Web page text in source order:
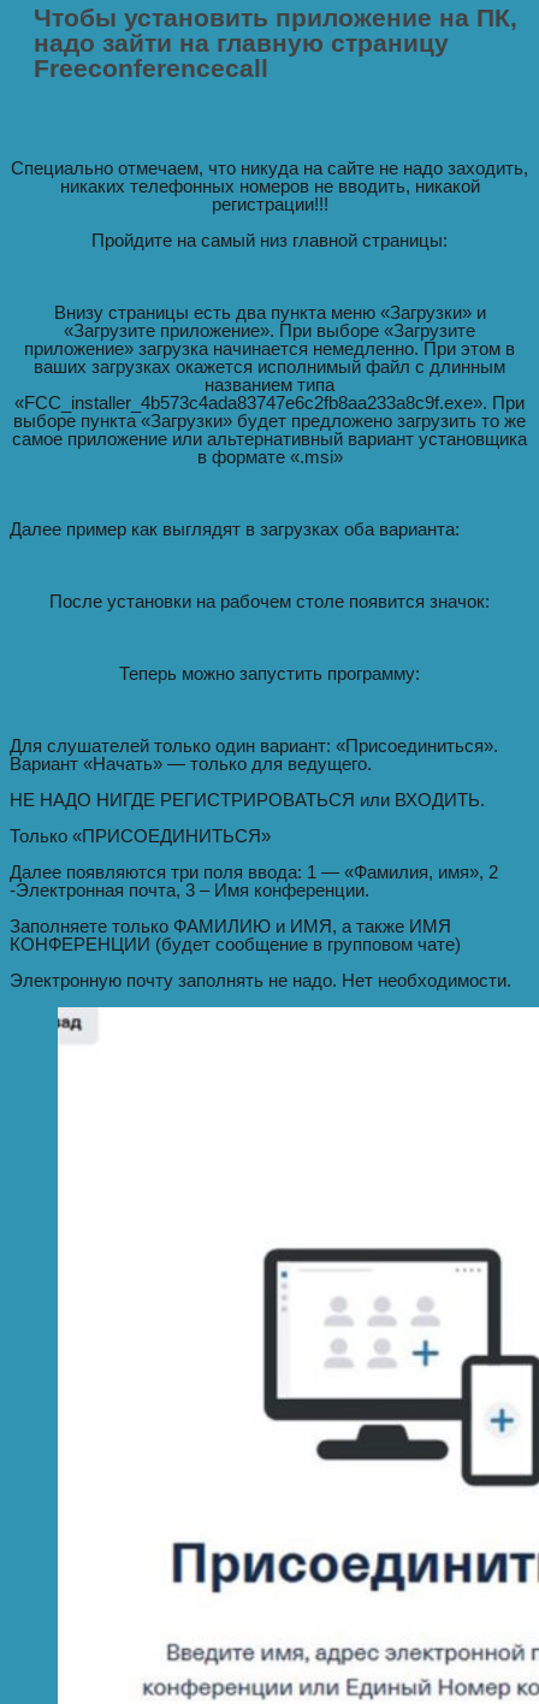
Чтобы установить приложение на ПК,
надо зайти на главную страницу
Freeconferencecall
Специально отмечаем, что никуда на сайте не надо заходить,
никаких телефонных номеров не вводить, никакой
регистрации!!!
Пройдите на самый низ главной страницы:
Внизу страницы есть два пункта меню «Загрузки» и
«Загрузите приложение». При выборе «Загрузите
приложение» загрузка начинается немедленно. При этом в
ваших загрузках окажется исполнимый файл с длинным
названием типа
«FCC_installer_4b573c4ada83747e6c2fb8aa233a8c9f.exe». При
выборе пункта «Загрузки» будет предложено загрузить то же
самое приложение или альтернативный вариант установщика
в формате «.msi»
Далее пример как выглядят в загрузках оба варианта:
После установки на рабочем столе появится значок:
Теперь можно запустить программу:
Для слушателей только один вариант: «Присоединиться».
Вариант «Начать» — только для ведущего.
НЕ НАДО НИГДЕ РЕГИСТРИРОВАТЬСЯ или ВХОДИТЬ.
Только «ПРИСОЕДИНИТЬСЯ»
Далее появляются три поля ввода: 1 — «Фамилия, имя», 2
-Электронная почта, 3 – Имя конференции.
Заполняете только ФАМИЛИЮ и ИМЯ, а также ИМЯ
КОНФЕРЕНЦИИ (будет сообщение в групповом чате)
Электронную почту заполнять не надо. Нет необходимости.